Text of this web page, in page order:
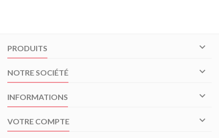
PRODUITS 
NOTRE SOCIÉTÉ 
INFORMATIONS 
VOTRE COMPTE 